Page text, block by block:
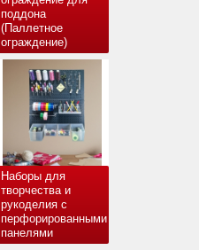
поддона
(Паллетное
ограждение)
Наборы для
творчества и
рукоделия с
перфорированными
панелями